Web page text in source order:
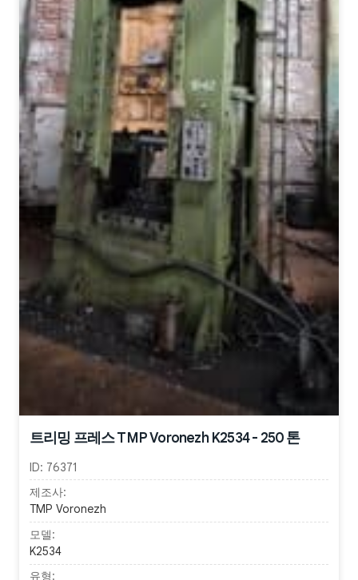
트리밍 프레스 TMP Voronezh K2534 - 250 톤
ID: 76371
제조사:
TMP Voronezh
모델:
K2534
유형: